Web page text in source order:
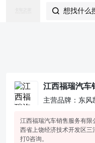
 想找什么
主营品牌：东风
江西福瑞汽车销售服务有
西省上饶经济技术开发区
打0咨询。